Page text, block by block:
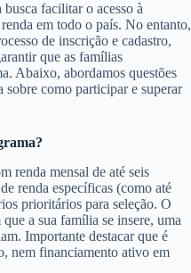
facilitar o acesso à
em todo o país. No entanto,
de inscrição e cadastro,
que as famílias
Abaixo, abordamos questões
sobre como participar e superar
renda mensal de até seis
renda específicas (como até
prioritários para seleção. O
a sua família se insere, uma
Importante destacar que é
nem financiamento ativo em